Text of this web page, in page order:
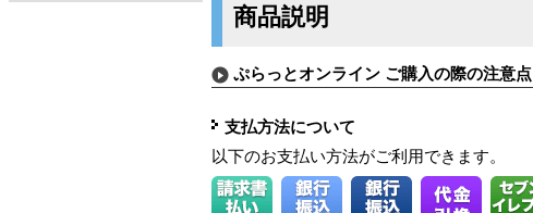
商品説明
ぷらっとオンライン ご購入の際の注意点
支払方法について
以下のお支払い方法がご利用できます。